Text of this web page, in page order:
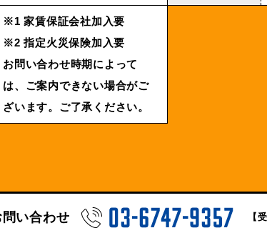
※1 家賃保証会社加入要
※2 指定火災保険加入要
お問い合わせ時期によって
は、ご案内できない場合がご
ざいます。ご了承ください。
い合わせ 【